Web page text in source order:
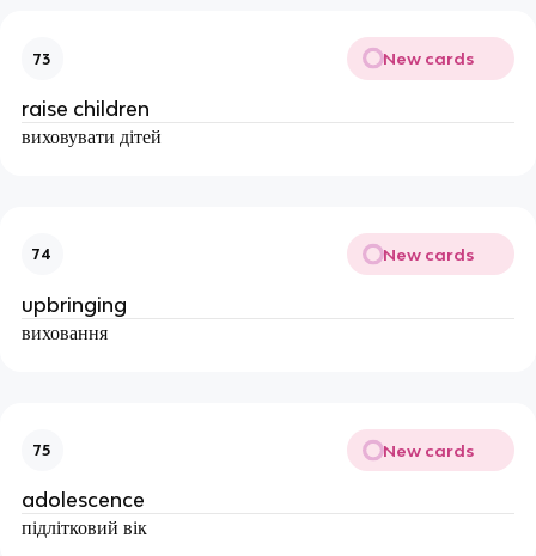
73 New cards
raise children
виховувати дітей
74 New cards
upbringing
виховання
75 New cards
adolescence
підлітковий вік